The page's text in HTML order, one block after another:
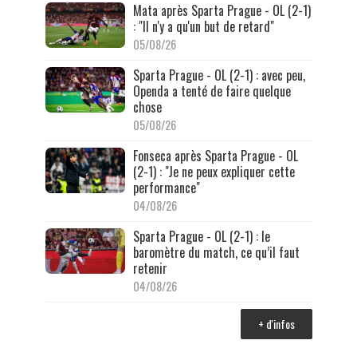
Mata après Sparta Prague - OL (2-1)
: "Il n'y a qu'un but de retard"
05/08/26
Sparta Prague - OL (2-1) : avec peu,
Openda a tenté de faire quelque
chose
05/08/26
Fonseca après Sparta Prague - OL
(2-1) : "Je ne peux expliquer cette
performance"
04/08/26
Sparta Prague - OL (2-1) : le
baromètre du match, ce qu’il faut
retenir
04/08/26
+ d'infos